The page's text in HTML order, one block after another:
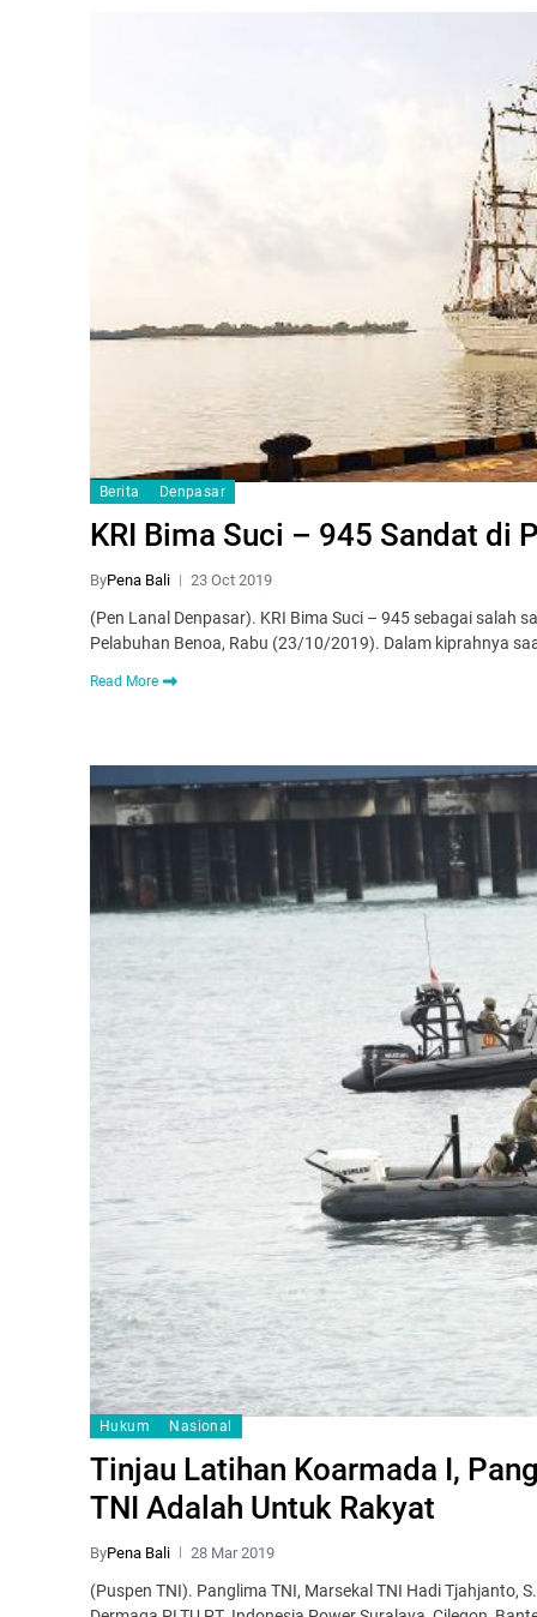
Berita Denpasar
KRI Bima Suci – 945 Sandat di
ByPena Bali 23 Oct 2019
(Pen Lanal Denpasar). KRI Bima Suci – 945 sebagai salah
Pelabuhan Benoa, Rabu (23/10/2019). Dalam kiprahnya
Read More
Hukum Nasional
Tinjau Latihan Koarmada I,
TNI Adalah Untuk Rakyat
ByPena Bali 28 Mar 2019
(Puspen TNI). Panglima TNI, Marsekal TNI Hadi Tjahjanto,